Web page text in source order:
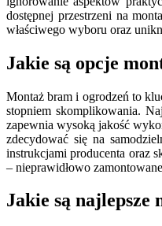
dostępnej przestrzeni na
właściwego wyboru oraz
Jakie są opcje
Montaż bram i ogrodzeń to
stopniem skomplikowania.
zapewnia wysoką jakość
zdecydować się na
instrukcjami producenta oraz
– nieprawidłowo
Jakie są najlepsze